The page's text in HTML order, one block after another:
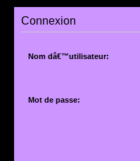
Connexion
Nom dâ€™utilisateur:
Mot de passe: